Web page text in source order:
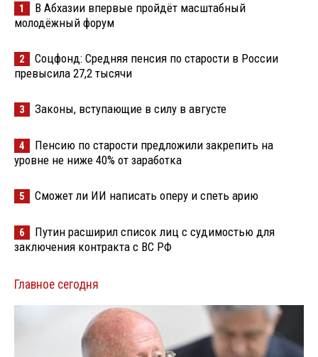
1
В Абхазии впервые пройдёт масштабный
молодёжный форум
2
Соцфонд: Средняя пенсия по старости в России
превысила 27,2 тысячи
3 Законы, вступающие в силу в августе
4
Пенсию по старости предложили закрепить на
уровне не ниже 40% от заработка
5 Сможет ли ИИ написать оперу и спеть арию
6
Путин расширил список лиц с судимостью для
заключения контракта с ВС РФ
Главное сегодня